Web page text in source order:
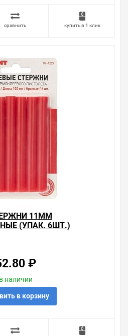
урегулируется проблема,
заменяем некачественный
11мм 100мм синие (упак.
у менеджера. Также можно
по тому, что мы продаем,
товара, получить
особенностях товара,
подробно о товарах
сравнить купить в 1 клик
11ММ
(УПАК. 6ШТ.)
₽
в наличии
в корзину